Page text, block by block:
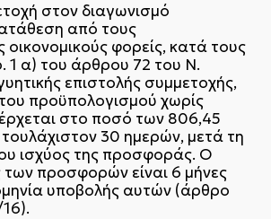
στον διαγωνισμό
από τους
οικονομικούς φορείς, κατά τους
1 α) του άρθρου 72 του Ν.
επιστολής συμμετοχής,
προϋπολογισμού χωρίς
στο ποσό των 806,45
30 ημερών, μετά τη
ισχύος της προσφοράς. Ο
των προσφορών είναι 6 μήνες
υποβολής αυτών (άρθρο